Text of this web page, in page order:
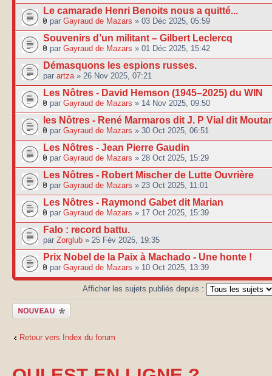
Le camarade Henri Benoits nous a quitté...
par Gayraud de Mazars » 03 Déc 2025, 05:59
Souvenirs d’un militant – Gilbert Leclercq
par Gayraud de Mazars » 01 Déc 2025, 15:42
Démasquons les espions russes.
par artza » 26 Nov 2025, 07:21
Les Nôtres - David Hemson (1945–2025) du WIN
par Gayraud de Mazars » 14 Nov 2025, 09:50
les Nôtres - René Marmaros dit J. P Vial dit
par Gayraud de Mazars » 30 Oct 2025, 06:51
Les Nôtres - Jean Pierre Gaudin
par Gayraud de Mazars » 28 Oct 2025, 15:29
Les Nôtres - Robert Mischer de Lutte Ouvrière
par Gayraud de Mazars » 23 Oct 2025, 11:01
Les Nôtres - Raymond Gabet dit Marian
par Gayraud de Mazars » 17 Oct 2025, 15:39
Falo : record battu.
par Zorglub » 25 Fév 2025, 19:35
Prix Nobel de la Paix à Machado - Une honte !
par Gayraud de Mazars » 10 Oct 2025, 13:39
Afficher les sujets publiés depuis :
Publier un
nouveau sujet
Retour vers Index du forum